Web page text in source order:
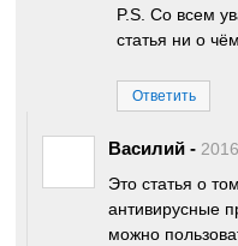
P.S. Со всем
статья ни о чём.
Ответить
Василий -
Это статья о
антивирусные
можно